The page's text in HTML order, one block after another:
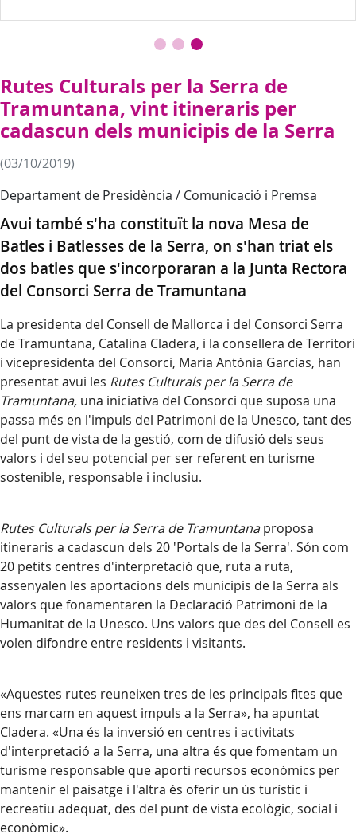
Rutes Culturals per la Serra de
Tramuntana, vint itineraris per
cadascun dels municipis de la Serra
(03/10/2019)
Departament de Presidència / Comunicació i Premsa
Avui també s'ha constituït la nova Mesa de
Batles i Batlesses de la Serra, on s'han triat els
dos batles que s'incorporaran a la Junta Rectora
del Consorci Serra de Tramuntana
La presidenta del Consell de Mallorca i del Consorci Serra
de Tramuntana, Catalina Cladera, i la consellera de Territori
i vicepresidenta del Consorci, Maria Antònia Garcías, han
presentat avui les Rutes Culturals per la Serra de
Tramuntana, una iniciativa del Consorci que suposa una
passa més en l'impuls del Patrimoni de la Unesco, tant des
del punt de vista de la gestió, com de difusió dels seus
valors i del seu potencial per ser referent en turisme
sostenible, responsable i inclusiu.
Rutes Culturals per la Serra de Tramuntanaproposa
itineraris a cadascun dels 20 'Portals de la Serra'. Són com
20 petits centres d'interpretació que, ruta a ruta,
assenyalen les aportacions dels municipis de la Serra als
valors que fonamentaren la Declaració Patrimoni de la
Humanitat de la Unesco. Uns valors que des del Consell es
volen difondre entre residents i visitants.
«Aquestes rutes reuneixen tres de les principals fites que
ens marcam en aquest impuls a la Serra», ha apuntat
Cladera. «Una és la inversió en centres i activitats
d'interpretació a la Serra, una altra és que fomentam un
turisme responsable que aporti recursos econòmics per
mantenir el paisatge i l'altra és oferir un ús turístic i
recreatiu adequat, des del punt de vista ecològic, social i
econòmic».